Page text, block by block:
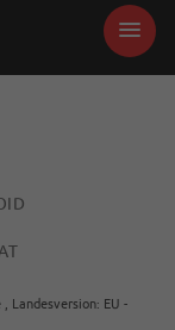
, Landesversion: EU -